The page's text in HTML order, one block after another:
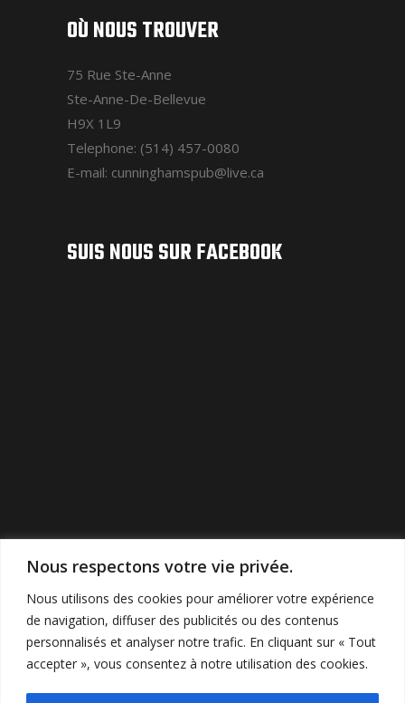
Nous respectons votre vie privée.
Nous utilisons des cookies pour améliorer votre expérience
de navigation, diffuser des publicités ou des contenus
personnalisés et analyser notre trafic. En cliquant sur « Tout
accepter », vous consentez à notre utilisation des cookies.
OÙ NOUS TROUVER
75 Rue Ste-Anne
Ste-Anne-De-Bellevue
H9X 1L9
Telephone: (514) 457-0080
E-mail: cunninghamspub@live.ca
SUIS NOUS SUR FACEBOOK